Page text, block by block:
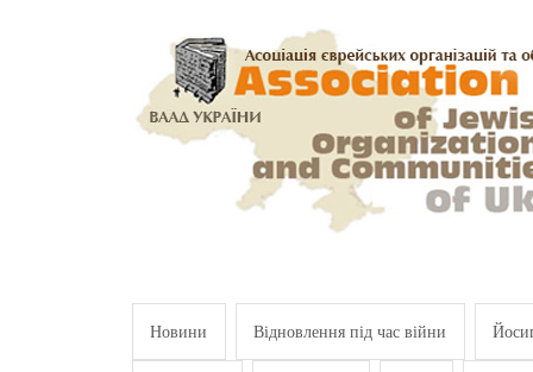
Новини Відновлення під час війни